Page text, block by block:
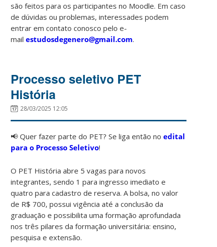
são feitos para os participantes no Moodle. Em caso
de dúvidas ou problemas, interessades podem
entrar em contato conosco pelo e-
mailestudosdegenero@gmail.com.
Processo seletivo PET
História
28/03/2025 12:05
📢 Quer fazer parte do PET? Se liga então noedital
para o Processo Seletivo!
O PET História abre 5 vagas para novos
integrantes, sendo 1 para ingresso imediato e
quatro para cadastro de reserva. A bolsa, no valor
de R$ 700, possui vigência até a conclusão da
graduação e possibilita uma formação aprofundada
nos três pilares da formação universitária: ensino,
pesquisa e extensão.